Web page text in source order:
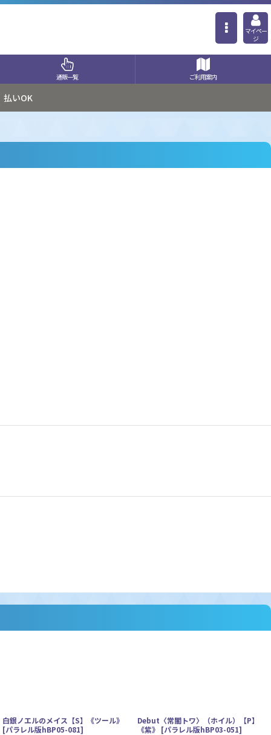
マイペー
ジ
通販一覧 ご利用案内
払いOK
白銀ノエルのメイス【S】《ツール》
[パラレル版hBP05-081]
Debut〈常闇トワ〉（ホイル）【P】
《紫》 [パラレル版hBP03-051]